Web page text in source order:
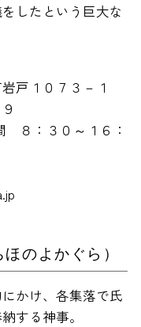
したという巨大な
戸１０７３－１

８：３０～１６：
のよかぐら）
かけ、各集落で氏
する神事。